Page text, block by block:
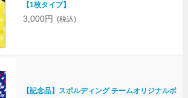
【1枚タイプ】
3,000円 (税込)
【記念品】スポルディング チームオリジナルボ